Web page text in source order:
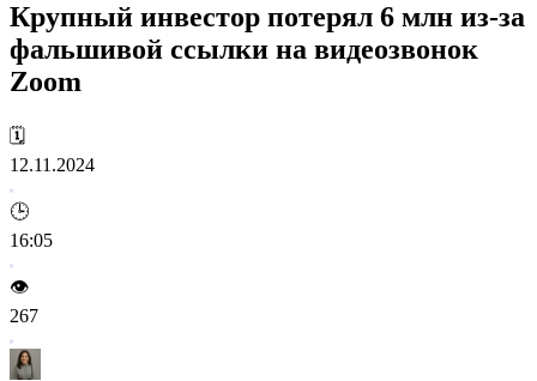
Крупный инвестор потерял 6 млн из-за
фальшивой ссылки на видеозвонок
Zoom
🗓️
12.11.2024
🕒
16:05
👁️
267